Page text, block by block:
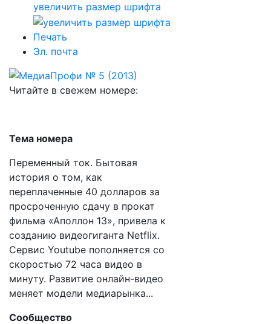
увеличить размер шрифта
Печать
Эл. почта
Читайте в свежем номере:
Тема номера
Переменный ток. Бытовая
история о том, как
переплаченные 40 долларов за
просроченную сдачу в прокат
фильма «Аполлон 13», привела к
созданию видеогиганта Netflix.
Сервис Youtube пополняется cо
скоростью 72 часа видео в
минуту. Развитие онлайн-видео
меняет модели медиарынка...
Сообщество